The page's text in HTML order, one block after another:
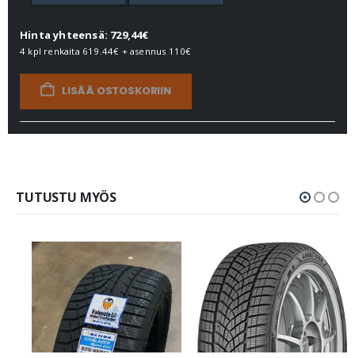
Hinta yhteensä: 729,44€
4 kpl renkaita 619.44€ + asennus 110€
LISÄÄ OSTOSKORIIN
TUTUSTU MYÖS